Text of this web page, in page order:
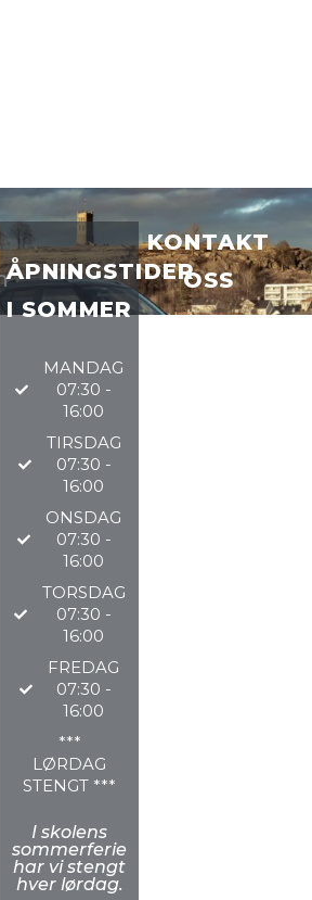
ÅPNINGSTIDER
I SOMMER
MANDAG
07:30 -
16:00
TIRSDAG
07:30 -
16:00
ONSDAG
07:30 -
16:00
TORSDAG
07:30 -
16:00
FREDAG
07:30 -
16:00
***
LØRDAG
STENGT ***
I skolens
sommerferie
har vi stengt
hver lørdag.
KONTAKT
OSS